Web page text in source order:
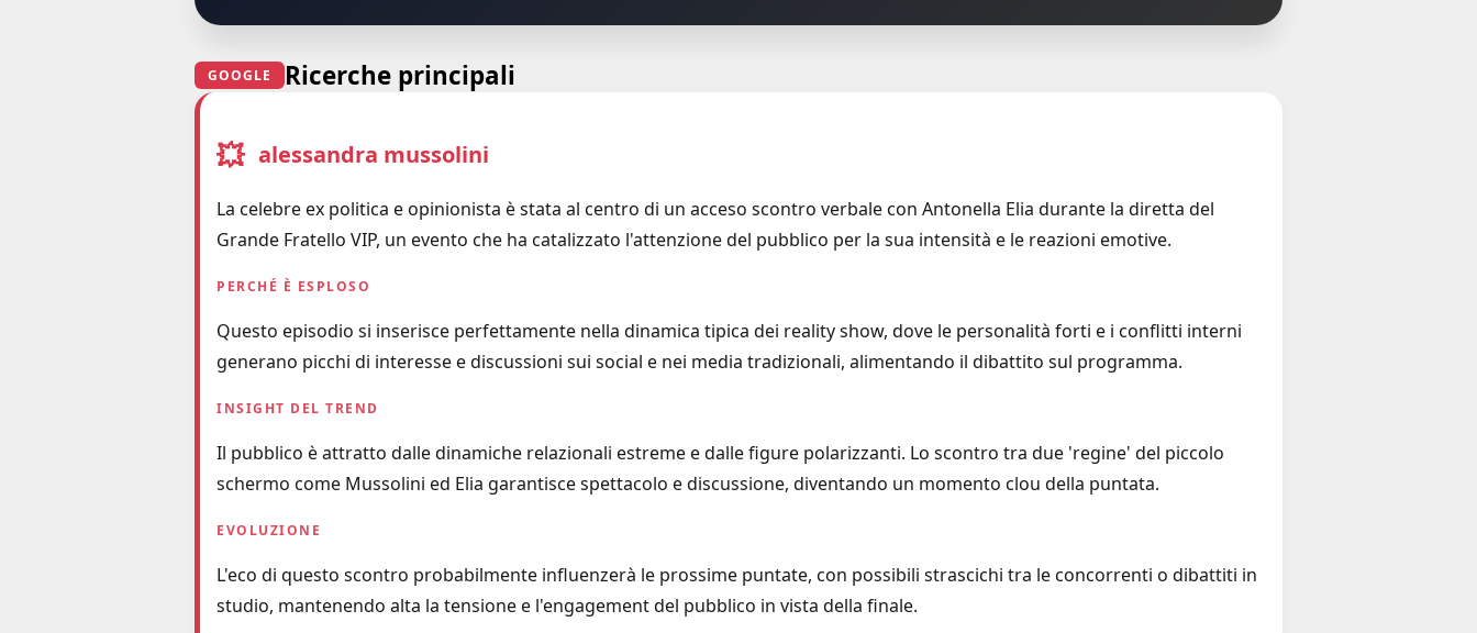
GOOGLE Ricerche principali
💥 alessandra mussolini
La celebre ex politica e opinionista è stata al centro di un acceso scontro verbale con Antonella Elia durante la diretta del
Grande Fratello VIP, un evento che ha catalizzato l'attenzione del pubblico per la sua intensità e le reazioni emotive.
PERCHÉ È ESPLOSO
Questo episodio si inserisce perfettamente nella dinamica tipica dei reality show, dove le personalità forti e i conflitti interni
generano picchi di interesse e discussioni sui social e nei media tradizionali, alimentando il dibattito sul programma.
INSIGHT DEL TREND
Il pubblico è attratto dalle dinamiche relazionali estreme e dalle figure polarizzanti. Lo scontro tra due 'regine' del piccolo
schermo come Mussolini ed Elia garantisce spettacolo e discussione, diventando un momento clou della puntata.
EVOLUZIONE
L'eco di questo scontro probabilmente influenzerà le prossime puntate, con possibili strascichi tra le concorrenti o dibattiti in
studio, mantenendo alta la tensione e l'engagement del pubblico in vista della finale.